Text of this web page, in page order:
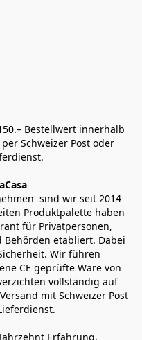
Bestellwert innerhalb
Schweizer Post oder
sind wir seit 2014
Produktpalette haben
für Privatpersonen,
Behörden etabliert. Dabei
Wir führen
CE geprüfte Ware von
vollständig auf
mit Schweizer Post
Erfahrung,